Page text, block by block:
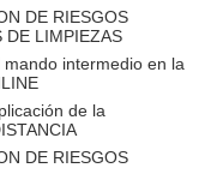
DE RIESGOS
DE LIMPIEZAS
intermedio en la
de la
DE RIESGOS